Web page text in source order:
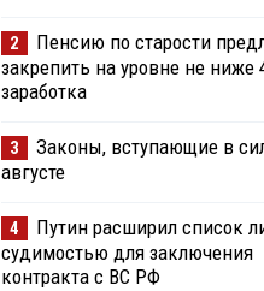
2
Пенсию по старости
закрепить на уровне не ниже
заработка
3
Законы, вступающие в
августе
4
Путин расширил список
судимостью для заключения
контракта с ВС РФ